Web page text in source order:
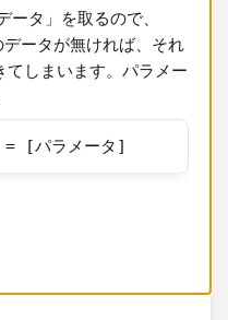
ータ​」を取るので、
ータが無ければ、それ
しまいます。パラメー
[パラメータ]
ルターに入れ、真のみ